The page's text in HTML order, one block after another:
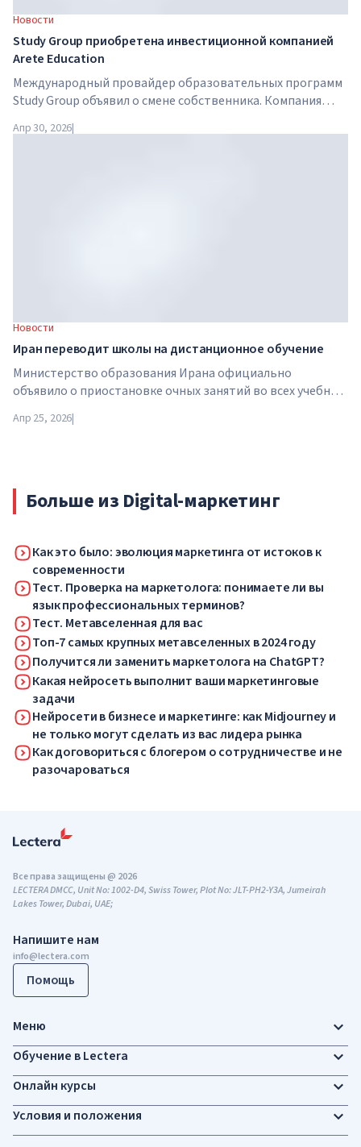
Новости
Study Group приобретена инвестиционной компанией
Arete Education
Международный провайдер образовательных программ
Study Group объявил о смене собственника. Компания
структурой в сфере высшего образования, созданной
Апр 30, 2026|
Новости
Иран переводит школы на дистанционное обучение
Министерство образования Ирана официально
объявило о приостановке очных занятий во всех учебных
университеты переходят на дистанционный формат на
Апр 25, 2026|
Больше из Digital-маркетинг
Как это было: эволюция маркетинга от истоков к
современности
Тест. Проверка на маркетолога: понимаете ли вы
язык профессиональных терминов?
Тест. Метавселенная для вас
Топ-7 самых крупных метавселенных в 2024 году
Получится ли заменить маркетолога на ChatGPT?
Какая нейросеть выполнит ваши маркетинговые
задачи
Нейросети в бизнесе и маркетинге: как Midjourney и
не только могут сделать из вас лидера рынка
Как договориться с блогером о сотрудничестве и не
разочароваться
Напишите нам
info@lectera.com
Помощь
Все права защищены @ 2026
LECTERA DMCC, Unit No: 1002-D4, Swiss Tower, Plot No: JLT-PH2-Y3A, Jumeirah
Lakes Tower, Dubai, UAE;
Меню
Обучение в Lectera
Онлайн курсы
Условия и положения